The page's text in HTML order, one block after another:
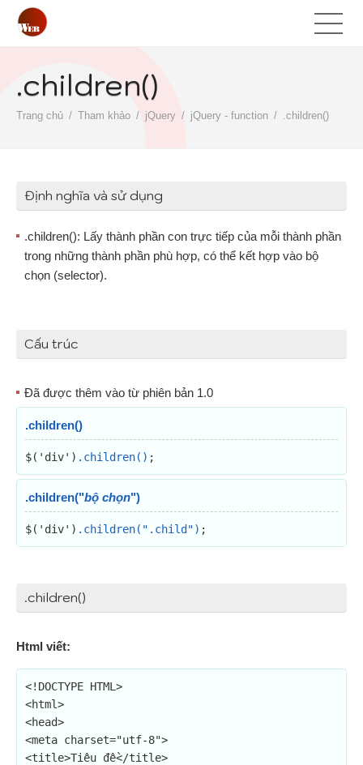
.children()
Trang chủ Tham khảo jQuery jQuery - function .children()
Định nghĩa và sử dụng
.children(): Lấy thành phần con trực tiếp của mỗi thành phần
trong những thành phần phù hợp, có thể kết hợp vào bộ
chọn (selector).
Cấu trúc
Đã được thêm vào từ phiên bản 1.0
.children()
$('div') .children() ;
.children("bộ chọn")
$('div') .children(".child") ;
.children()
Html viết:
<!DOCTYPE HTML>
<html>
<head>
<meta charset="utf-8">
<title>Tiêu đề</title>